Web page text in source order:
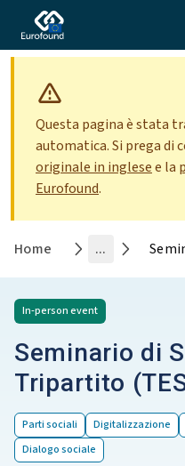
Questa pagina è stata
automatica. Si prega di
originale in inglesee la
Eurofound.
Home ...
In-personevent
Seminario di
Tripartito
Parti sociali Digitalizzazione
Dialogo sociale